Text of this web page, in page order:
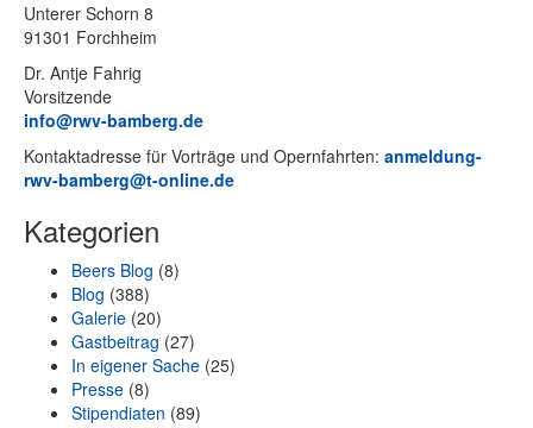
Un­te­rer Schorn 8
91301 Forchheim
Dr. Ant­je Fahrig
Vorsitzende
info@rwv-bamberg.de
Kon­takt­adres­se für Vor­trä­ge und Opern­fahr­ten: anmeldung-
rwv-bamberg@t-online.de
Kategorien
Beers Blog (8)
Blog (388)
Galerie (20)
Gastbeitrag (27)
In eigener Sache (25)
Presse (8)
Stipendiaten (89)